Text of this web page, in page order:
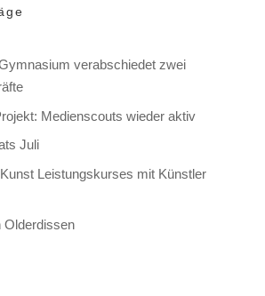
verabschiedet zwei
Medienscouts wieder aktiv
Juli
Leistungskurses mit Künstler
Olderdissen